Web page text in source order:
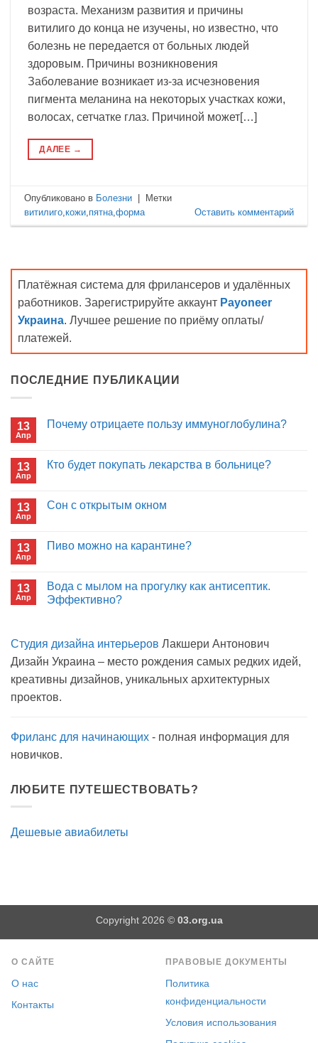
возраста. Механизм развития и причины
витилиго до конца не изучены, но известно, что
болезнь не передается от больных людей
здоровым. Причины возникновения
Заболевание возникает из-за исчезновения
пигмента меланина на некоторых участках кожи,
волосах, сетчатке глаз. Причиной может[…]
ДАЛЕЕ →
Опубликовано в Болезни | Метки
витилиго ,кожи пятна ,форма Оставить комментарий
Платёжная система для фрилансеров и удалённых
работников. Зарегистрируйте аккаунт Payoneer
Украина. Лучшее решение по приёму оплаты/
платежей.
ПОСЛЕДНИЕ ПУБЛИКАЦИИ
13
Апр
Почему отрицаете пользу иммуноглобулина?
Почему
13
Апр
Кто будет покупать лекарства в больнице?
Кто
в
13
Апр
Сон с открытым окном
Сон
13
Апр
Пиво можно на карантине?
Пиво
можно
13
Апр
Вода с мылом на прогулку как антисептик.
Эффективно?
Вода
мылом
прогулку
антисептик.
Студия дизайна интерьеров Лакшери Антонович
Дизайн Украина – место рождения самых редких идей,
креативны дизайнов, уникальных архитектурных
проектов.
Фриланс для начинающих - полная информация для
новичков.
ЛЮБИТЕ ПУТЕШЕСТВОВАТЬ?
Дешевые авиабилеты
Copyright 2026 © 03.org.ua
О САЙТЕ
О нас
Контакты
ПРАВОВЫЕ ДОКУМЕНТЫ
Политика
конфиденциальности
Условия использования